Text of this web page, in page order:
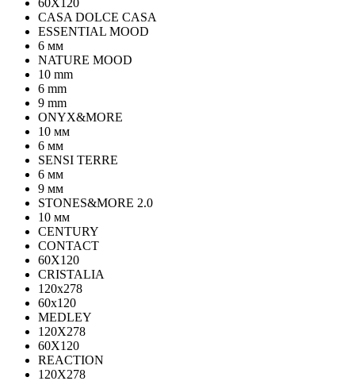
60X120
CASA DOLCE CASA
ESSENTIAL MOOD
6 мм
NATURE MOOD
10 mm
6 mm
9 mm
ONYX&MORE
10 мм
6 мм
SENSI TERRE
6 мм
9 мм
STONES&MORE 2.0
10 мм
CENTURY
CONTACT
60X120
CRISTALIA
120x278
60x120
MEDLEY
120X278
60X120
REACTION
120X278